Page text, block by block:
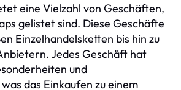
eine Vielzahl von Geschäften,
gelistet sind. Diese Geschäfte
Einzelhandelsketten bis hin zu
Jedes Geschäft hat
und
das Einkaufen zu einem